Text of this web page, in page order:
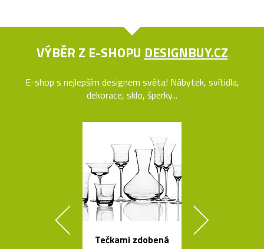
VÝBĚR Z E-SHOPU DESIGNBUY.CZ
E-shop s nejlepším designem světa! Nábytek, svítidla,
dekorace, sklo, šperky...
Tečkami zdobená